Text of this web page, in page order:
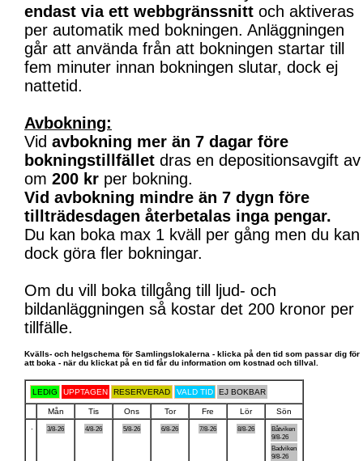
endast via ett webbgränssnitt och aktiveras
per automatik med bokningen. Anläggningen
går att använda från att bokningen startar till
fem minuter innan bokningen slutar, dock ej
nattetid.
Avbokning:
Vid avbokning mer än 7 dagar före
bokningstillfället dras en depositionsavgift av
om 200 kr per bokning.
Vid avbokning mindre än 7 dygn före
tillträdesdagen återbetalas inga pengar.
Du kan boka max 1 kväll per gång men du kan
dock göra fler bokningar.
Om du vill boka tillgång till ljud- och
bildanläggningen så kostar det 200 kronor per
tillfälle.
Kvälls- och helgschema för Samlingslokalerna - klicka på den tid som passar dig för
att boka - när du klickat på en tid får du information om kostnad och tillval.
LEDIG UPPTAGEN RESERVERAD VALD TID EJ BOKBAR
Mån Tis Ons Tor Fre Lör
Sön
3/8-26 4/8-26 5/8-26 6/8-26 7/8-26 8/8-26
Båtviken
9/8-26
Badviken
9/8-26